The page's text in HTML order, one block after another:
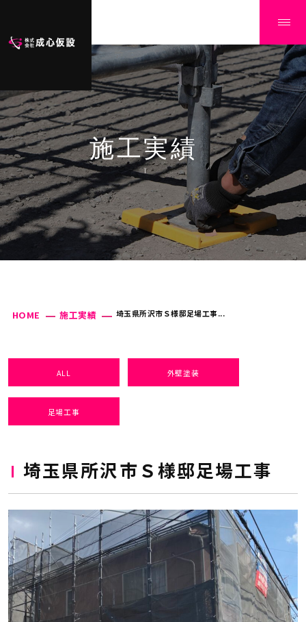
施工実績
Ï
HOME 施工実績 埼玉県所沢市Ｓ様邸足場工事...
ALL 外壁塗装
足場工事
埼玉県所沢市Ｓ様邸足場工事